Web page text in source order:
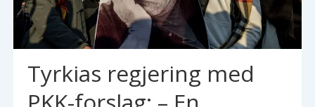
Tyrkias regjering med